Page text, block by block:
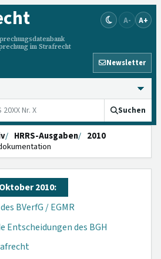
im Strafrecht
A- A+
Newsletter
Suchen
HRRS-Ausgaben
2010
2010:
BVerfG / EGMR
Entscheidungen des BGH